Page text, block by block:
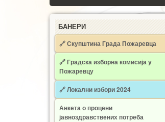
БАНЕРИ
🔗 Скупштина Града Пожаревца
🔗Градска изборна комисија у
Пожаревцу
🔗 Локални избори 2024
Анкета о процени
јавноздравствених потреба